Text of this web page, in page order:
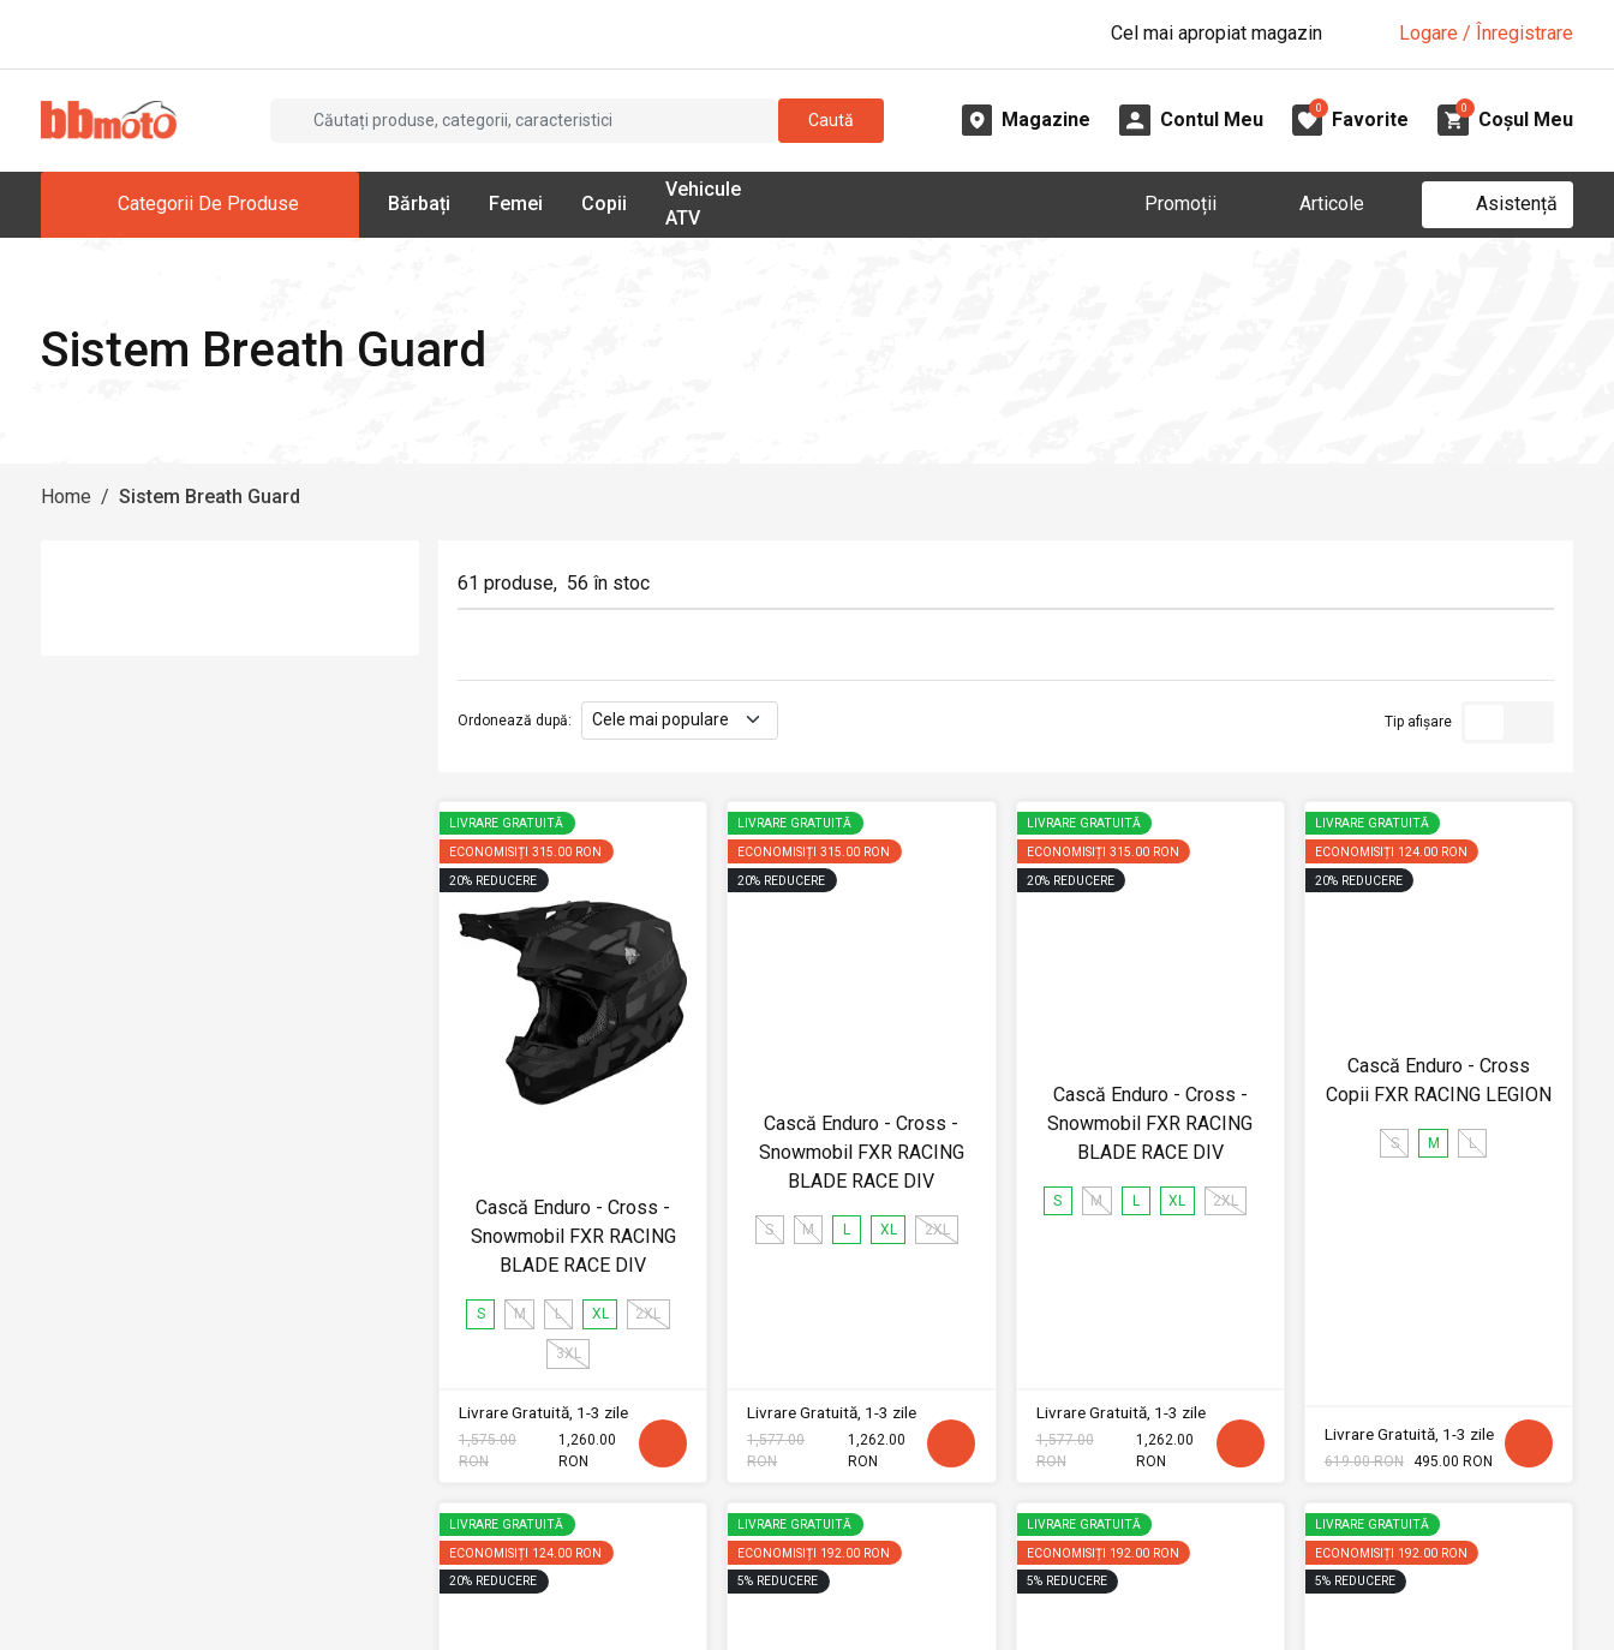
Cel mai apropiat magazin Logare / Înregistrare
Caută Magazine Contul Meu
0
Favorite
0
Coșul Meu
Categorii De Produse Bărbați Femei Copii
Vehicule
ATV
Promoții Articole Asistență
Sistem Breath Guard
Home / Sistem Breath Guard
61 produse, 56 în stoc
Ordonează după: Tip afișare
LIVRARE GRATUITĂ
ECONOMISIȚI 315.00 RON
20% REDUCERE
Cască Enduro - Cross -
Snowmobil FXR RACING
BLADE RACE DIV
S M L XL 2XL
3XL
Livrare Gratuită, 1-3 zile
1,575.00
RON
1,260.00
RON
LIVRARE GRATUITĂ
ECONOMISIȚI 315.00 RON
20% REDUCERE
Cască Enduro - Cross -
Snowmobil FXR RACING
BLADE RACE DIV
S M L XL 2XL
Livrare Gratuită, 1-3 zile
1,577.00
RON
1,262.00
RON
LIVRARE GRATUITĂ
ECONOMISIȚI 315.00 RON
20% REDUCERE
Cască Enduro - Cross -
Snowmobil FXR RACING
BLADE RACE DIV
S M L XL 2XL
Livrare Gratuită, 1-3 zile
1,577.00
RON
1,262.00
RON
LIVRARE GRATUITĂ
ECONOMISIȚI 124.00 RON
20% REDUCERE
Cască Enduro - Cross
Copii FXR RACING LEGION
S M L
Livrare Gratuită, 1-3 zile
619.00 RON 495.00 RON
LIVRARE GRATUITĂ
ECONOMISIȚI 124.00 RON
20% REDUCERE
LIVRARE GRATUITĂ
ECONOMISIȚI 192.00 RON
5% REDUCERE
LIVRARE GRATUITĂ
ECONOMISIȚI 192.00 RON
5% REDUCERE
LIVRARE GRATUITĂ
ECONOMISIȚI 192.00 RON
5% REDUCERE